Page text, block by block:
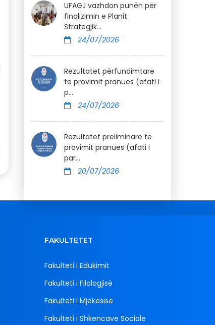
UFAGJ vazhdon punën për
finalizimin e Planit
Strategjik...
24/07/2026
Rezultatet përfundimtare
të provimit pranues (afati i
p...
24/07/2026
Rezultatet preliminare të
provimit pranues (afati i
par...
20/07/2026
FAKULTETET
Fakulteti i Edukimit
Fakulteti i Filologjisë
Fakulteti i Mjekësisë
Fakulteti i Shkencave Sociale